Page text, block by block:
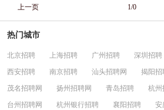
上一页 1/0
热门城市
北京招聘 上海招聘 广州招聘 深圳招聘
西安招聘
南京招聘 汕头招聘网 揭阳招
茂名招聘网
扬州招聘网 青岛招聘 杭州
台州招聘网
杭州银行招聘 襄阳招聘 安